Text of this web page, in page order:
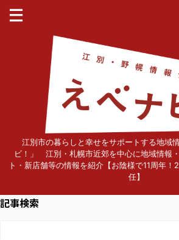
江別市の暮らしと幸せをサポートする地域
ビ！」 江別・札幌市近郊を中心に地域情報
ト・新店舗等の情報を紹介【お陰様で11周年
任】
記事検索